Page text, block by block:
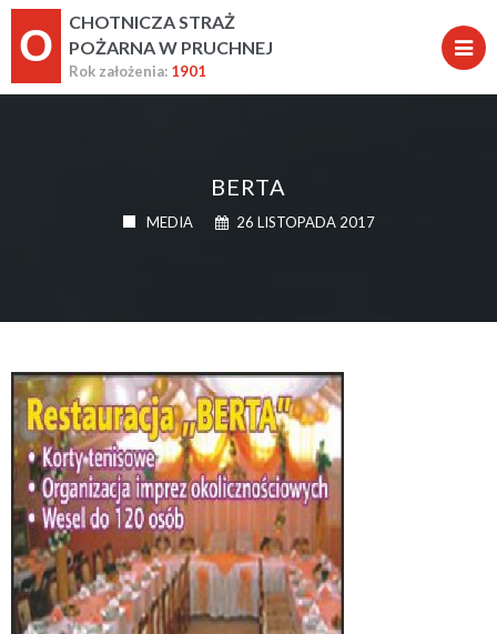
O
CHOTNICZA STRAŻ
POŻARNA W PRUCHNEJ
Rok założenia: 1901
BERTA
MEDIA 26 LISTOPADA 2017